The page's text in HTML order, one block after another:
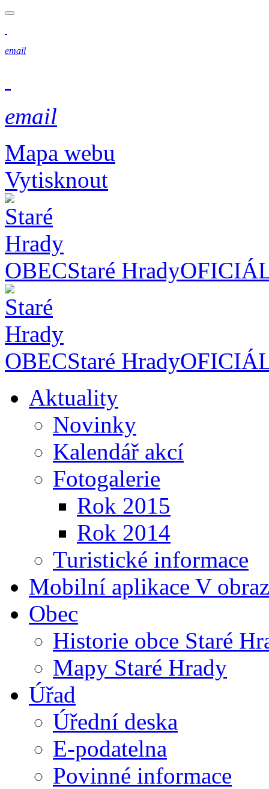
email
email
Mapa webu
Vytisknout
OBECStaré Hrady
OBECStaré Hrady
Aktuality
Novinky
Kalendář akcí
Fotogalerie
Rok 2015
Rok 2014
Turistické informace
Mobilní aplikace V
Obec
Historie obce Staré
Mapy Staré Hrady
Úřad
Úřední deska
E-podatelna
Povinné informace